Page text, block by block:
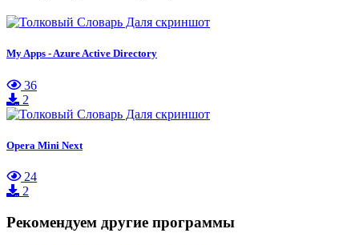
My Apps - Azure Active Directory
36
2
Opera Mini Next
24
2
Рекомендуем другие программы